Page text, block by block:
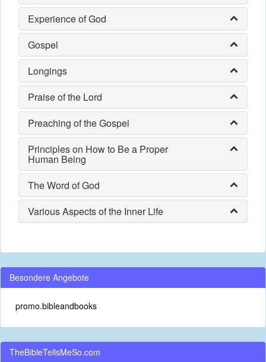
Experience of God
Gospel
Longings
Praise of the Lord
Preaching of the Gospel
Principles on How to Be a Proper
Human Being
The Word of God
Various Aspects of the Inner Life
Besondere Angebote
promo.bibleandbooks
TheBibleTellsMeSo.com